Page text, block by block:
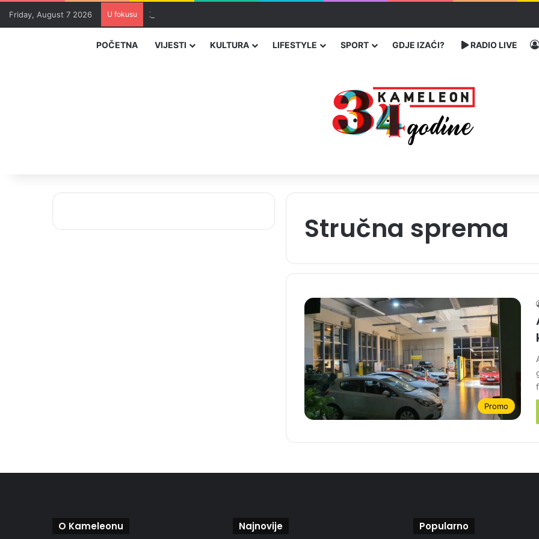
Friday, August 7 2026 U fokusu Zvizdić, Magazinović i Kojović traže poseban status za Memorijalni centar Srebrenica
POČETNA VIJESTI KULTURA LIFESTYLE SPORT GDJE IZAĆI? RADIO LIVE
Stručna sprema
Promo
O Kameleonu Najnovije Popularno